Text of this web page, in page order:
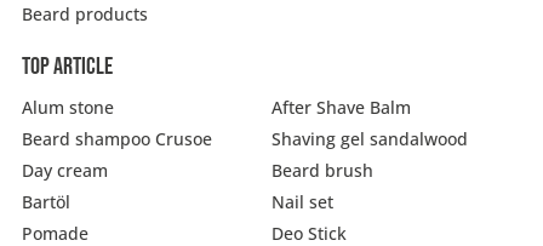
Beard products
Top article
Alum stone
After Shave Balm
Beard shampoo Crusoe
Shaving gel sandalwood
Day cream
Beard brush
Bartöl
Nail set
Pomade
Deo Stick